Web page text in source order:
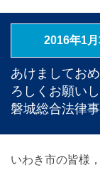
2016年1月
あけましてお
ろしくお願い
磐城総合法律
いわき市の皆様